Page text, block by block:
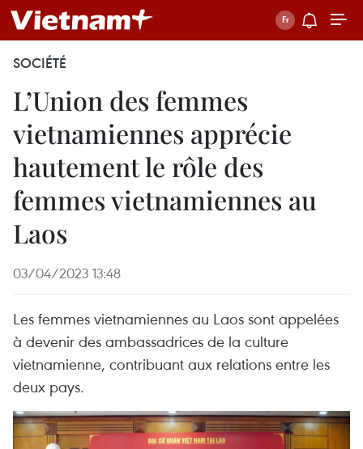
SOCIÉTÉ
L’Union des femmes
vietnamiennes apprécie
hautement le rôle des
femmes vietnamiennes au
Laos
03/04/2023 13:48
Les femmes vietnamiennes au Laos sont appelées
à devenir des ambassadrices de la culture
vietnamienne, contribuant aux relations entre les
deux pays.